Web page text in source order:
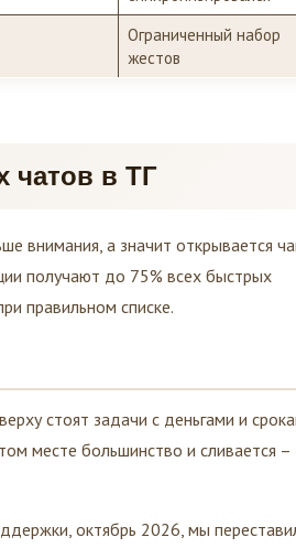
Ограниченный набор
жестов
чатов в ТГ
внимания, а значит открывается
получают до 75% всех быстрых
правильном списке.
стоят задачи с деньгами и
месте большинство и сливается –
октябрь 2026, мы